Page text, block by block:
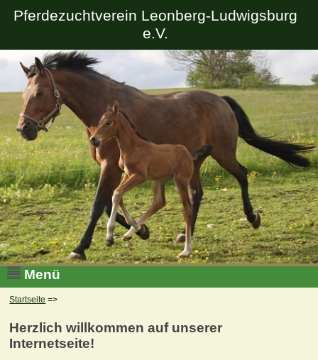
Pferdezuchtverein Leonberg-Ludwigsburg
e.V.
Menü
Startseite =>
Herzlich willkommen auf unserer
Internetseite!